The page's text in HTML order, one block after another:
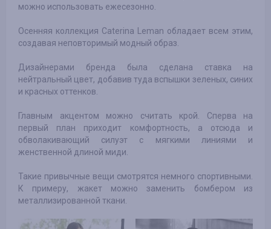
можно использовать ежесезонно.
Осенняя коллекция Caterina Leman обладает всем этим,
создавая неповторимый модный образ.
Дизайнерами бренда была сделана ставка на
нейтральный цвет, добавив туда вспышки зеленых, синих
и красных оттенков.
Главным акцентом можно считать крой. Сперва на
первый план приходит комфортность, а отсюда и
обволакивающий силуэт с мягкими линиями и
женственной длиной миди.
Такие привычные вещи смотрятся немного спортивными.
К примеру, жакет можно заменить бомбером из
металлизированной ткани.